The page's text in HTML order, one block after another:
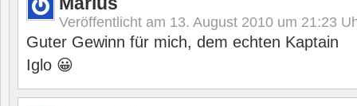
Veröffentlicht am 13. August 2010 um 21:23
Guter Gewinn für mich, dem echten Kaptain
Iglo 😀